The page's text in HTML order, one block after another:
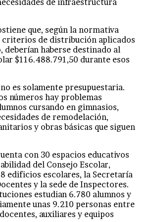
de infraestructura
que, según la normativa
criterios de distribución aplicados
deberían haberse destinado al
$116.488.791,50 durante esos
es solamente presupuestaria.
números hay problemas
cursando en gimnasios,
de remodelación,
y obras básicas que siguen
con 30 espacios educativos
del Consejo Escolar,
edificios escolares, la Secretaría
y la sede de Inspectores.
estudian 6.780 alumnos y
unas 9.210 personas entre
auxiliares y equipos